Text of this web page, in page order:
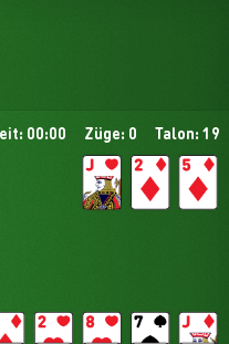
00:00 Züge: 0 Talon: 19